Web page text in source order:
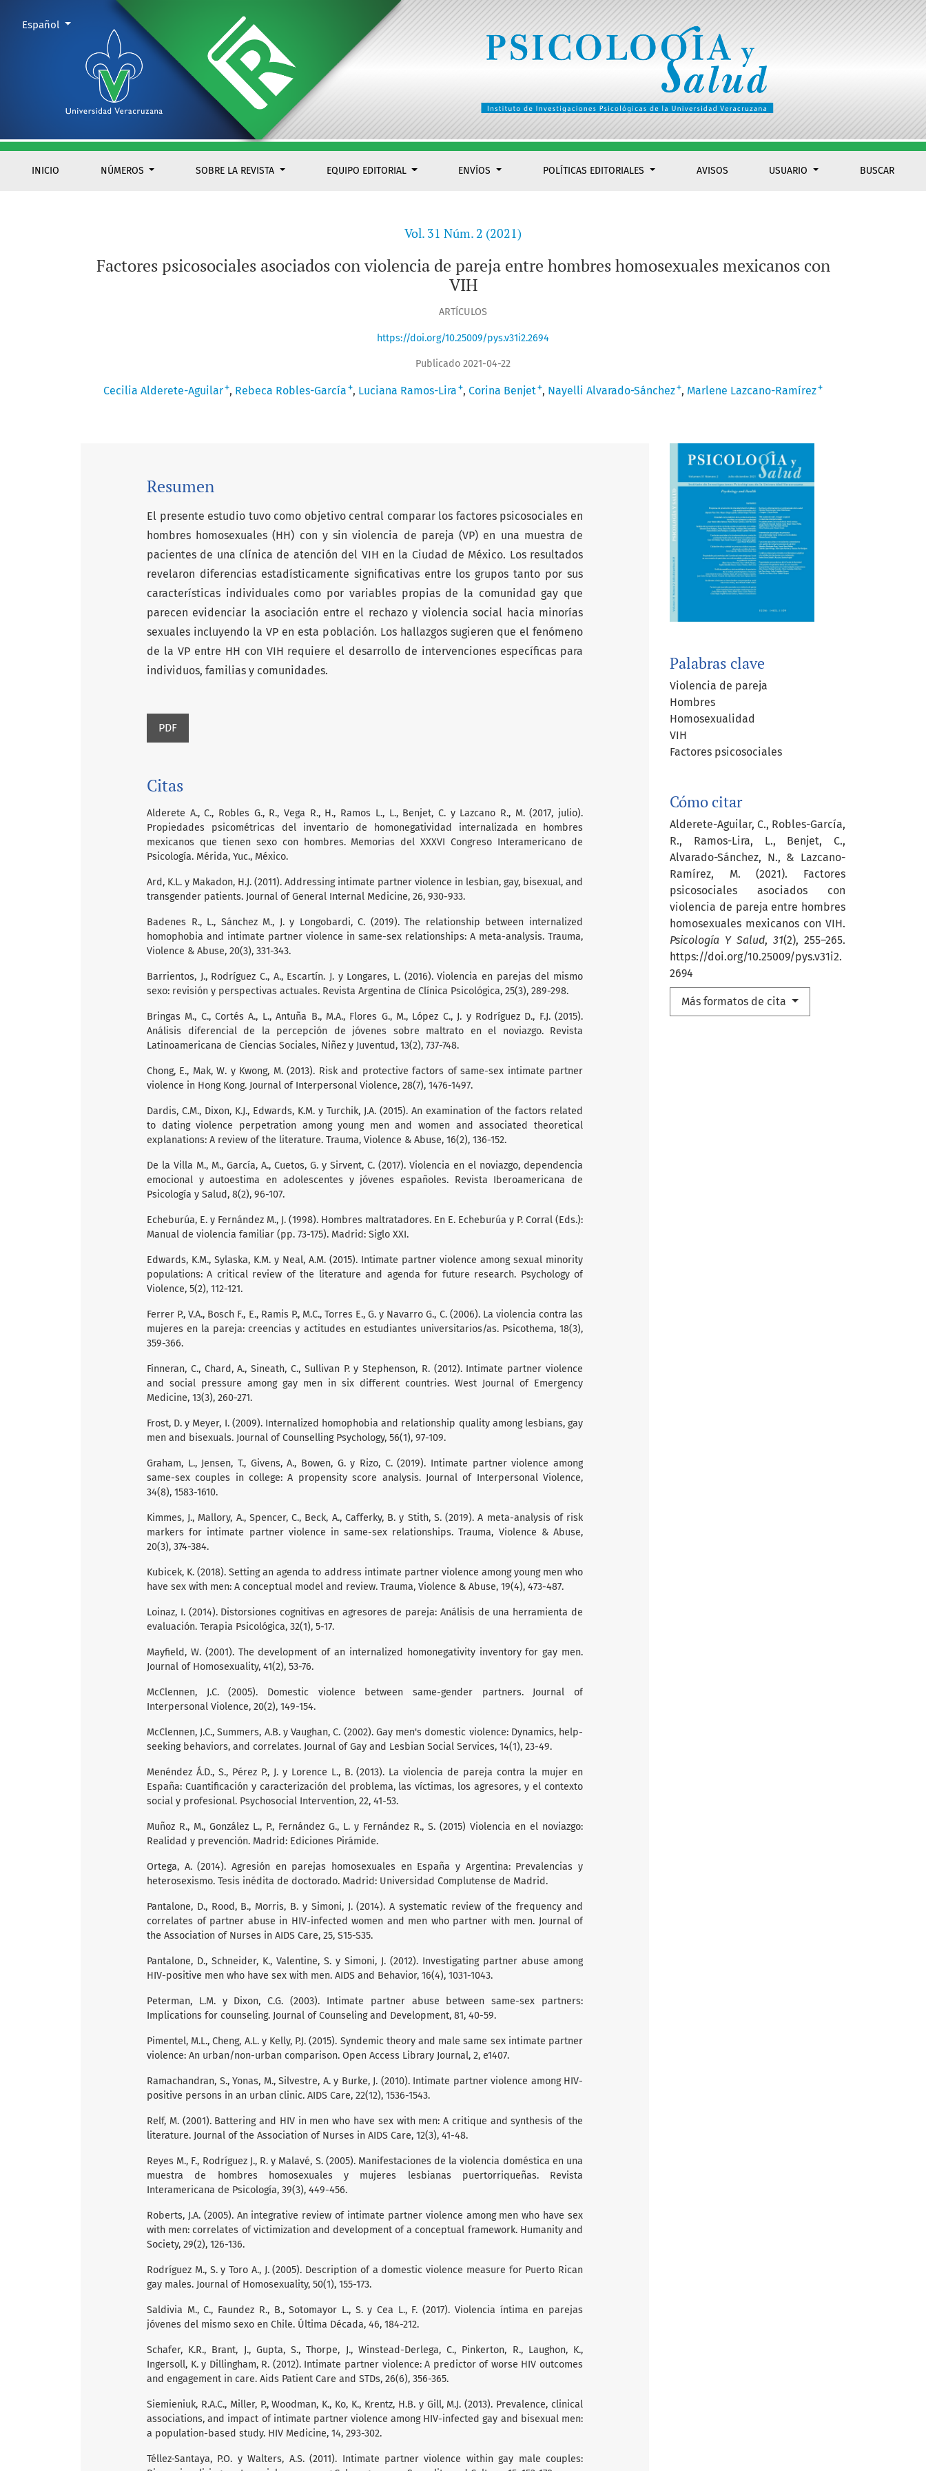
Factores psicosociales asociados con violencia de pareja entre hombres homosexuales mexicanos con VIH
INICIO NÚMEROS SOBRE LA REVISTA EQUIPO EDITORIAL ENVÍOS POLÍTICAS EDITORIALES AVISOS USUARIO BUSCAR
Cambiar el idioma. El actual es:
Español
Vol. 31 Núm. 2 (2021)
Factores psicosociales asociados con violencia de pareja entre hombres homosexuales mexicanos con
VIH
ARTÍCULOS
https://doi.org/10.25009/pys.v31i2.2694
Publicado 2021-04-22
Cecilia Alderete-Aguilar+ Rebeca Robles-García + Luciana Ramos-Lira + Corina Benjet+ Nayelli Alvarado-Sánchez+ Marlene Lazcano-Ramírez+
Palabras clave
Violencia de pareja
Hombres
Homosexualidad
VIH
Factores psicosociales
Cómo citar
Alderete-Aguilar, C., Robles-García,
R., Ramos-Lira, L., Benjet, C.,
Alvarado-Sánchez, N., & Lazcano-
Ramírez, M. (2021). Factores
psicosociales asociados con
violencia de pareja entre hombres
homosexuales mexicanos con VIH.
Psicología Y Salud, 31(2), 255–265.
https://doi.org/10.25009/pys.v31i2.
2694
Más formatos de cita
Resumen
El presente estudio tuvo como objetivo central comparar los factores psicosociales en
hombres homosexuales (HH) con y sin violencia de pareja (VP) en una muestra de
pacientes de una clínica de atención del VIH en la Ciudad de México. Los resultados
revelaron diferencias estadísticamente significativas entre los grupos tanto por sus
características individuales como por variables propias de la comunidad gay que
parecen evidenciar la asociación entre el rechazo y violencia social hacia minorías
sexuales incluyendo la VP en esta población. Los hallazgos sugieren que el fenómeno
de la VP entre HH con VIH requiere el desarrollo de intervenciones específicas para
individuos, familias y comunidades.
PDF
Citas
Alderete A., C., Robles G., R., Vega R., H., Ramos L., L., Benjet, C. y Lazcano R., M. (2017, julio).
Propiedades psicométricas del inventario de homonegatividad internalizada en hombres
mexicanos que tienen sexo con hombres. Memorias del XXXVI Congreso Interamericano de
Psicología. Mérida, Yuc., México.
Ard, K.L. y Makadon, H.J. (2011). Addressing intimate partner violence in lesbian, gay, bisexual, and
transgender patients. Journal of General Internal Medicine, 26, 930-933.
Badenes R., L., Sánchez M., J. y Longobardi, C. (2019). The relationship between internalized
homophobia and intimate partner violence in same-sex relationships: A meta-analysis. Trauma,
Violence & Abuse, 20(3), 331-343.
Barrientos, J., Rodríguez C., A., Escartín. J. y Longares, L. (2016). Violencia en parejas del mismo
sexo: revisión y perspectivas actuales. Revista Argentina de Clínica Psicológica, 25(3), 289-298.
Bringas M., C., Cortés A., L., Antuña B., M.A., Flores G., M., López C., J. y Rodríguez D., F.J. (2015).
Análisis diferencial de la percepción de jóvenes sobre maltrato en el noviazgo. Revista
Latinoamericana de Ciencias Sociales, Niñez y Juventud, 13(2), 737-748.
Chong, E., Mak, W. y Kwong, M. (2013). Risk and protective factors of same-sex intimate partner
violence in Hong Kong. Journal of Interpersonal Violence, 28(7), 1476-1497.
Dardis, C.M., Dixon, K.J., Edwards, K.M. y Turchik, J.A. (2015). An examination of the factors related
to dating violence perpetration among young men and women and associated theoretical
explanations: A review of the literature. Trauma, Violence & Abuse, 16(2), 136-152.
De la Villa M., M., García, A., Cuetos, G. y Sirvent, C. (2017). Violencia en el noviazgo, dependencia
emocional y autoestima en adolescentes y jóvenes españoles. Revista Iberoamericana de
Psicología y Salud, 8(2), 96-107.
Echeburúa, E. y Fernández M., J. (1998). Hombres maltratadores. En E. Echeburúa y P. Corral (Eds.):
Manual de violencia familiar (pp. 73-175). Madrid: Siglo XXI.
Edwards, K.M., Sylaska, K.M. y Neal, A.M. (2015). Intimate partner violence among sexual minority
populations: A critical review of the literature and agenda for future research. Psychology of
Violence, 5(2), 112-121.
Ferrer P., V.A., Bosch F., E., Ramis P., M.C., Torres E., G. y Navarro G., C. (2006). La violencia contra las
mujeres en la pareja: creencias y actitudes en estudiantes universitarios/as. Psicothema, 18(3),
359-366.
Finneran, C., Chard, A., Sineath, C., Sullivan P. y Stephenson, R. (2012). Intimate partner violence
and social pressure among gay men in six different countries. West Journal of Emergency
Medicine, 13(3), 260-271.
Frost, D. y Meyer, I. (2009). Internalized homophobia and relationship quality among lesbians, gay
men and bisexuals. Journal of Counselling Psychology, 56(1), 97-109.
Graham, L., Jensen, T., Givens, A., Bowen, G. y Rizo, C. (2019). Intimate partner violence among
same-sex couples in college: A propensity score analysis. Journal of Interpersonal Violence,
34(8), 1583-1610.
Kimmes, J., Mallory, A., Spencer, C., Beck, A., Cafferky, B. y Stith, S. (2019). A meta-analysis of risk
markers for intimate partner violence in same-sex relationships. Trauma, Violence & Abuse,
20(3), 374-384.
Kubicek, K. (2018). Setting an agenda to address intimate partner violence among young men who
have sex with men: A conceptual model and review. Trauma, Violence & Abuse, 19(4), 473-487.
Loinaz, I. (2014). Distorsiones cognitivas en agresores de pareja: Análisis de una herramienta de
evaluación. Terapia Psicológica, 32(1), 5-17.
Mayfield, W. (2001). The development of an internalized homonegativity inventory for gay men.
Journal of Homosexuality, 41(2), 53-76.
McClennen, J.C. (2005). Domestic violence between same-gender partners. Journal of
Interpersonal Violence, 20(2), 149-154.
McClennen, J.C., Summers, A.B. y Vaughan, C. (2002). Gay men's domestic violence: Dynamics, help-
seeking behaviors, and correlates. Journal of Gay and Lesbian Social Services, 14(1), 23-49.
Menéndez Á.D., S., Pérez P., J. y Lorence L., B. (2013). La violencia de pareja contra la mujer en
España: Cuantificación y caracterización del problema, las víctimas, los agresores, y el contexto
social y profesional. Psychosocial Intervention, 22, 41-53.
Muñoz R., M., González L., P., Fernández G., L. y Fernández R., S. (2015) Violencia en el noviazgo:
Realidad y prevención. Madrid: Ediciones Pirámide.
Ortega, A. (2014). Agresión en parejas homosexuales en España y Argentina: Prevalencias y
heterosexismo. Tesis inédita de doctorado. Madrid: Universidad Complutense de Madrid.
Pantalone, D., Rood, B., Morris, B. y Simoni, J. (2014). A systematic review of the frequency and
correlates of partner abuse in HIV-infected women and men who partner with men. Journal of
the Association of Nurses in AIDS Care, 25, S15-S35.
Pantalone, D., Schneider, K., Valentine, S. y Simoni, J. (2012). Investigating partner abuse among
HIV-positive men who have sex with men. AIDS and Behavior, 16(4), 1031-1043.
Peterman, L.M. y Dixon, C.G. (2003). Intimate partner abuse between same-sex partners:
Implications for counseling. Journal of Counseling and Development, 81, 40-59.
Pimentel, M.L., Cheng, A.L. y Kelly, P.J. (2015). Syndemic theory and male same sex intimate partner
violence: An urban/non-urban comparison. Open Access Library Journal, 2, e1407.
Ramachandran, S., Yonas, M., Silvestre, A. y Burke, J. (2010). Intimate partner violence among HIV-
positive persons in an urban clinic. AIDS Care, 22(12), 1536-1543.
Relf, M. (2001). Battering and HIV in men who have sex with men: A critique and synthesis of the
literature. Journal of the Association of Nurses in AIDS Care, 12(3), 41-48.
Reyes M., F., Rodríguez J., R. y Malavé, S. (2005). Manifestaciones de la violencia doméstica en una
muestra de hombres homosexuales y mujeres lesbianas puertorriqueñas. Revista
Interamericana de Psicología, 39(3), 449-456.
Roberts, J.A. (2005). An integrative review of intimate partner violence among men who have sex
with men: correlates of victimization and development of a conceptual framework. Humanity and
Society, 29(2), 126-136.
Rodríguez M., S. y Toro A., J. (2005). Description of a domestic violence measure for Puerto Rican
gay males. Journal of Homosexuality, 50(1), 155-173.
Saldivia M., C., Faundez R., B., Sotomayor L., S. y Cea L., F. (2017). Violencia íntima en parejas
jóvenes del mismo sexo en Chile. Última Década, 46, 184-212.
Schafer, K.R., Brant, J., Gupta, S., Thorpe, J., Winstead-Derlega, C., Pinkerton, R., Laughon, K.,
Ingersoll, K. y Dillingham, R. (2012). Intimate partner violence: A predictor of worse HIV outcomes
and engagement in care. Aids Patient Care and STDs, 26(6), 356-365.
Siemieniuk, R.A.C., Miller, P., Woodman, K., Ko, K., Krentz, H.B. y Gill, M.J. (2013). Prevalence, clinical
associations, and impact of intimate partner violence among HIV-infected gay and bisexual men:
a population-based study. HIV Medicine, 14, 293-302.
Téllez-Santaya, P.O. y Walters, A.S. (2011). Intimate partner violence within gay male couples: